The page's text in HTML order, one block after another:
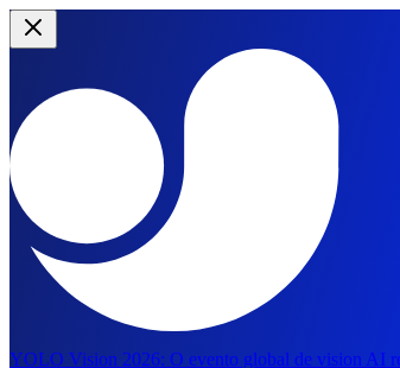
YOLO Vision 2026: O evento global de vision AI